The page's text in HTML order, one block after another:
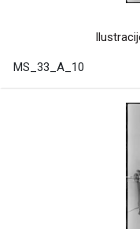
MS_33_A_10